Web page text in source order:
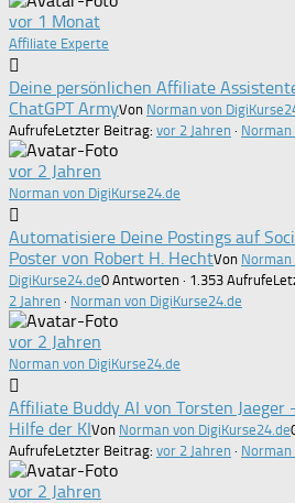
vor 1 Monat
Affiliate Experte
Deine persönlichen Affiliate
ChatGPT ArmyVon Norman von
AufrufeLetzter Beitrag: vor 2 Jahren · Norman
vor 2 Jahren
Norman von DigiKurse24.de
Automatisiere Deine Postings auf
Poster von Robert H. HechtVon Norman
DigiKurse24.de0 Antworten · 1.353 Aufrufe
2 Jahren · Norman von DigiKurse24.de
vor 2 Jahren
Norman von DigiKurse24.de
Affiliate Buddy AI von Torsten
Hilfe der KIVon Norman von DigiKurse24.de
AufrufeLetzter Beitrag: vor 2 Jahren · Norman
vor 2 Jahren